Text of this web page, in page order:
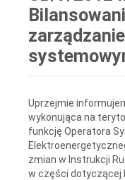
Uprzejmie
wykonująca na
funkcję Operatora
zmian w Instrukcji
w części dotyczącej